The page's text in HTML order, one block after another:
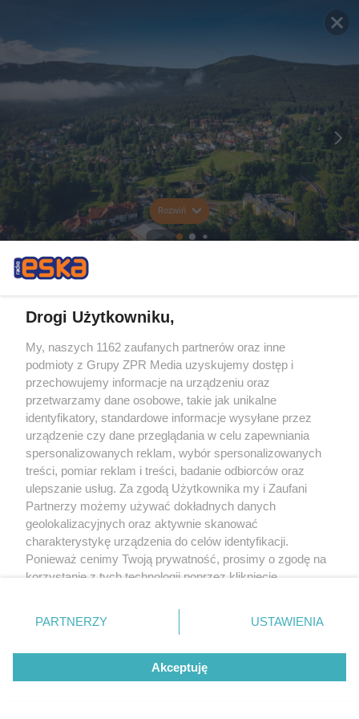
Rozwiń
Drogi Użytkowniku,
My, naszych 1162 zaufanych partnerów oraz inne
podmioty z Grupy ZPR Media uzyskujemy dostęp i
przechowujemy informacje na urządzeniu oraz
przetwarzamy dane osobowe, takie jak unikalne
identyfikatory, standardowe informacje wysyłane przez
urządzenie czy dane przeglądania w celu zapewniania
spersonalizowanych reklam, wybór spersonalizowanych
treści, pomiar reklam i treści, badanie odbiorców oraz
ulepszanie usług. Za zgodą Użytkownika my i Zaufani
Partnerzy możemy używać dokładnych danych
geolokalizacyjnych oraz aktywnie skanować
charakterystykę urządzenia do celów identyfikacji.
Ponieważ cenimy Twoją prywatność, prosimy o zgodę na
korzystanie z tych technologii poprzez kliknięcie
zmienić/wycofać klikając przycisk ustawień prywatności
znajdujący się w lewym dolnym rogu strony
rodzaje przetwarzania danych nie wymagają zgody
użytkownika, ale masz prawo sprzeciwić się takiemu
przetwarzaniu. Preferencje będą miały zastosowanie tylko
PARTNERZY USTAWIENIA
Akceptuję